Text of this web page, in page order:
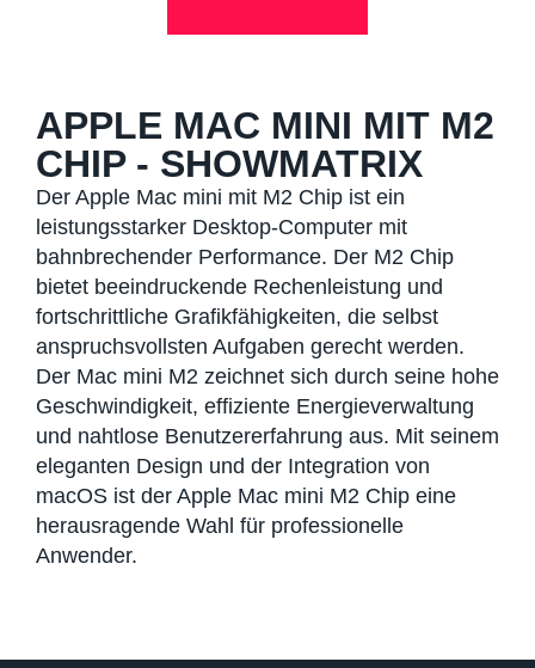
APPLE MAC MINI MIT M2
CHIP - SHOWMATRIX
Der Apple Mac mini mit M2 Chip ist ein
leistungsstarker Desktop-Computer mit
bahnbrechender Performance. Der M2 Chip
bietet beeindruckende Rechenleistung und
fortschrittliche Grafikfähigkeiten, die selbst
anspruchsvollsten Aufgaben gerecht werden.
Der Mac mini M2 zeichnet sich durch seine hohe
Geschwindigkeit, effiziente Energieverwaltung
und nahtlose Benutzererfahrung aus. Mit seinem
eleganten Design und der Integration von
macOS ist der Apple Mac mini M2 Chip eine
herausragende Wahl für professionelle
Anwender.